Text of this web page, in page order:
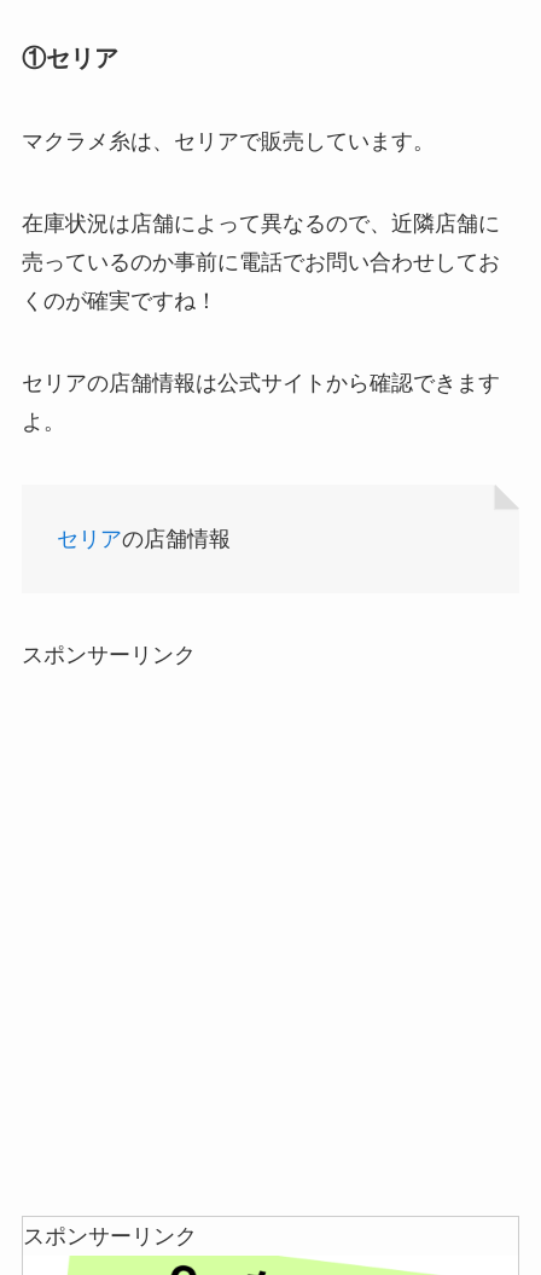
①セリア
マクラメ糸は、セリアで販売しています。
在庫状況は店舗によって異なるので、近隣店舗に
売っているのか事前に電話でお問い合わせしてお
くのが確実ですね！
セリアの店舗情報は公式サイトから確認できます
よ。
セリアの店舗情報
スポンサーリンク
スポンサーリンク